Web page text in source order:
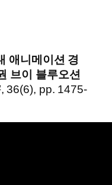
애니메이션 경
브이 블루오션
, 36(6), pp. 1475-